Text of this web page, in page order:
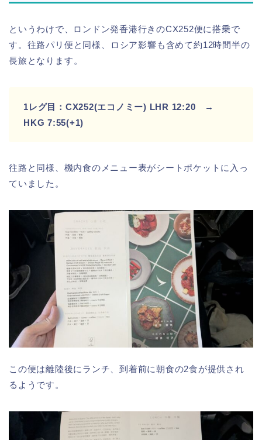
というわけで、ロンドン発香港行きのCX252便に搭乗で
す。 往路パリ便と同様、ロシア影響も含めて約12時間半の
長旅となります。
1レグ目：CX252(エコノミー) LHR 12:20 →
HKG 7:55(+1)
往路と同様、機内食のメニュー表がシートポケットに入っ
ていました。
この便は離陸後にランチ、到着前に朝食の2食が提供され
るようです。